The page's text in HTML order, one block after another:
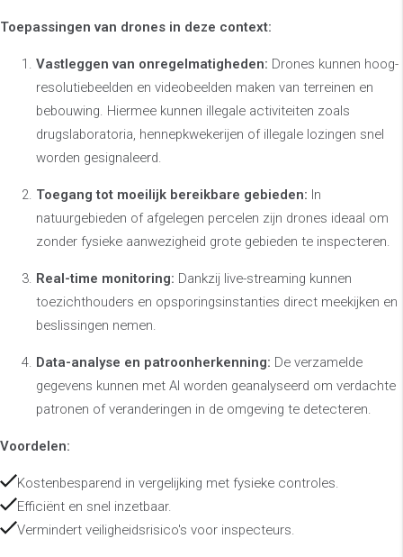
Toepassingen van drones in deze context:
Vastleggen van onregelmatigheden: Drones kunnen hoog-
resolutiebeelden en videobeelden maken van terreinen en
bebouwing. Hiermee kunnen illegale activiteiten zoals
drugslaboratoria, hennepkwekerijen of illegale lozingen snel
worden gesignaleerd.
Toegang tot moeilijk bereikbare gebieden: In
natuurgebieden of afgelegen percelen zijn drones ideaal om
zonder fysieke aanwezigheid grote gebieden te inspecteren.
Real-time monitoring: Dankzij live-streaming kunnen
toezichthouders en opsporingsinstanties direct meekijken en
beslissingen nemen.
Data-analyse en patroonherkenning: De verzamelde
gegevens kunnen met AI worden geanalyseerd om verdachte
patronen of veranderingen in de omgeving te detecteren.
Voordelen:
Kostenbesparend in vergelijking met fysieke controles.
Efficiënt en snel inzetbaar.
Vermindert veiligheidsrisico's voor inspecteurs.